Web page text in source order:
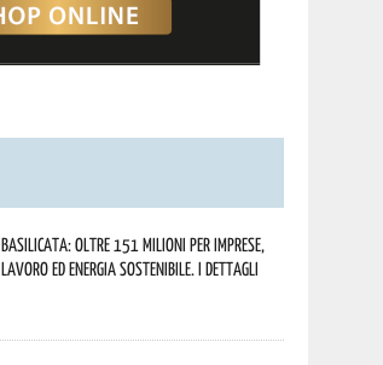
Basilicata: oltre 151 milioni per imprese,
lavoro ed energia sostenibile. I dettagli